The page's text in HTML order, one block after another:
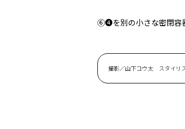
⑥❹を別の小さな密閉容
撮影／山下コウ太 スタイリ